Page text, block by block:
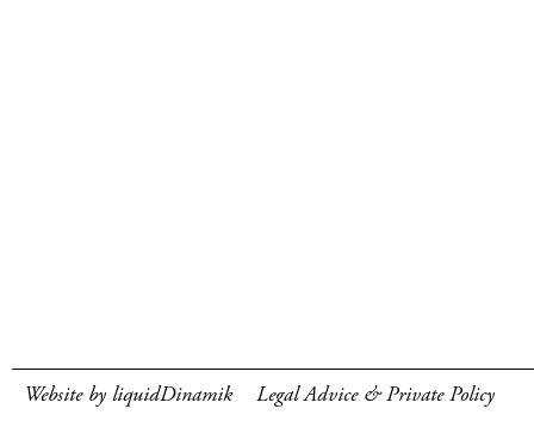
Website by liquidDinamik Legal Advice & Private Policy